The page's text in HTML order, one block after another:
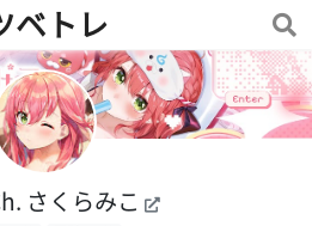
ベトレ
さくらみこ